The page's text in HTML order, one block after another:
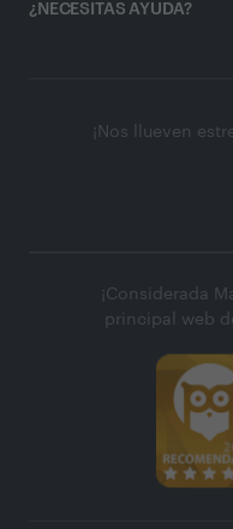
¿NECESITAS AYUDA?
¡Nos llueven
¡Considerada
principal web